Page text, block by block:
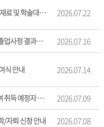
2026년 대학원 학술지 게재료 및 학술대회 발표 보조지원금 신청 안내 2026.07.22
2026-1학기 졸업대상자 졸업사정 결과조회 안내
2026.07.16
식 안내 2026.07.14
2026년 8월 박사 학위수여 취득 예정자 통계조사(설문조사) 실시 안내 2026.07.09
/자퇴 신청 안내 2026.07.08